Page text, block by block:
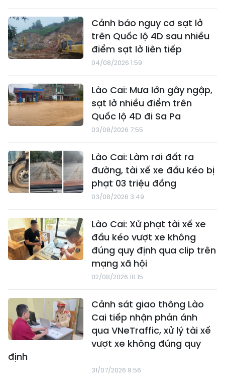
Cảnh báo nguy cơ sạt lở
trên Quốc lộ 4D sau nhiều
điểm sạt lở liên tiếp
04/08/2026 1:59
Lào Cai: Mưa lớn gây ngập,
sạt lở nhiều điểm trên
Quốc lộ 4D đi Sa Pa
03/08/2026 7:55
Lào Cai: Làm rơi đất ra
đường, tài xế xe đầu kéo bị
phạt 03 triệu đồng
03/08/2026 3:49
Lào Cai: Xử phạt tài xế xe
đầu kéo vượt xe không
đúng quy định qua clip trên
mạng xã hội
02/08/2026 10:15
Cảnh sát giao thông Lào
Cai tiếp nhận phản ánh
qua VNeTraffic, xử lý tài xế
vượt xe không đúng quy
định
31/07/2026 9:56